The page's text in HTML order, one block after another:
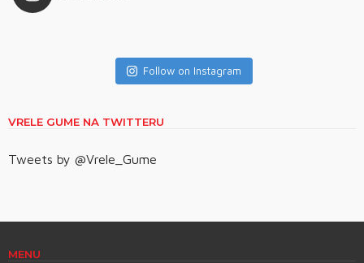
Follow on Instagram
VRELE GUME NA TWITTERU
Tweets by @Vrele_Gume
MENU